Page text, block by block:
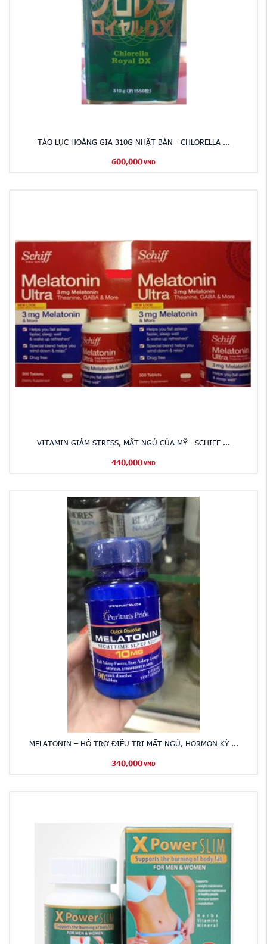
TẢO LỤC HOÀNG GIA 310G NHẬT BẢN - CHLORELLA ...
600,000 VND
VITAMIN GIẢM STRESS, MẤT NGỦ CỦA MỸ - SCHIFF ...
440,000 VND
MELATONIN – HỖ TRỢ ĐIỀU TRỊ MẤT NGỦ, HORMON KỲ ...
340,000 VND